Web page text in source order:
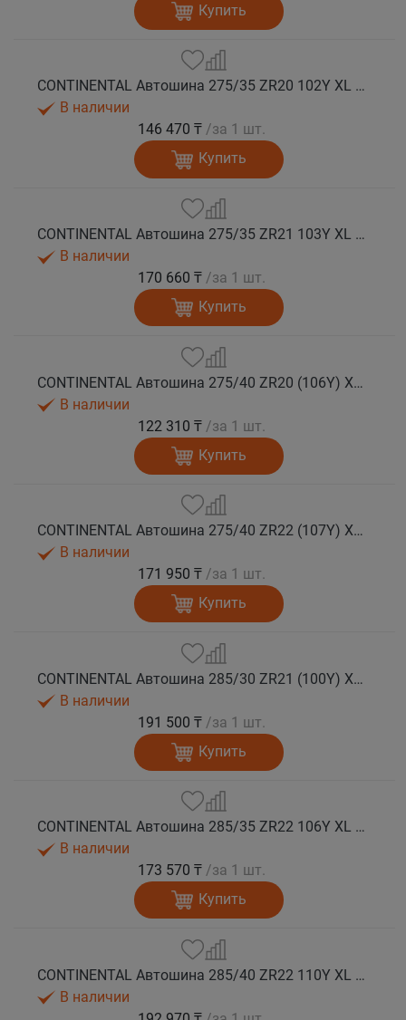
Купить
CONTINENTAL Автошина 275/35 ZR20 102Y XL FR SportContact 7 лето
В наличии
146 470 ₸ /за 1 шт.
Купить
CONTINENTAL Автошина 275/35 ZR21 103Y XL FR SportContact 7 ND0 лето
В наличии
170 660 ₸ /за 1 шт.
Купить
CONTINENTAL Автошина 275/40 ZR20 (106Y) XL FR SportContact 7 лето
В наличии
122 310 ₸ /за 1 шт.
Купить
CONTINENTAL Автошина 275/40 ZR22 (107Y) XL FR SportContact 7 лето
В наличии
171 950 ₸ /за 1 шт.
Купить
CONTINENTAL Автошина 285/30 ZR21 (100Y) XL FR SportContact 7 MGT лето
В наличии
191 500 ₸ /за 1 шт.
Купить
CONTINENTAL Автошина 285/35 ZR22 106Y XL FR SportContact 7 лето
В наличии
173 570 ₸ /за 1 шт.
Купить
CONTINENTAL Автошина 285/40 ZR22 110Y XL FR SportContact 7 NC0 лето
В наличии